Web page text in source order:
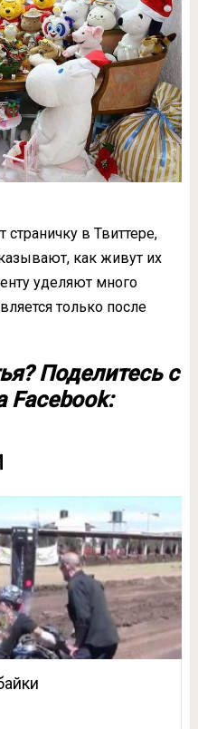
в Твиттере,
как живут их
уделяют много
только после
Поделитесь с
Facebook: